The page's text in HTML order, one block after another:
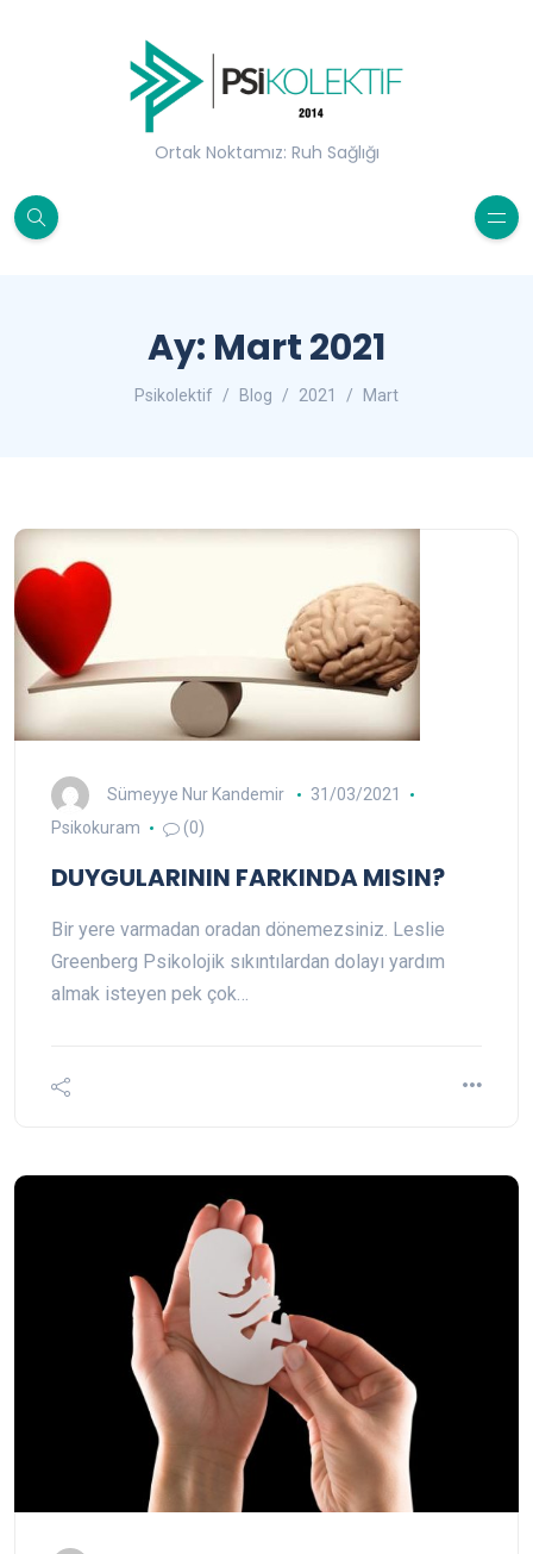
Ortak Noktamız: Ruh Sağlığı
Ay: Mart 2021
Psikolektif Blog 2021 Mart
Sümeyye Nur Kandemir
31/03/2021
Psikokuram
(0)
DUYGULARININ FARKINDA MISIN?
Bir yere varmadan oradan dönemezsiniz. Leslie
Greenberg Psikolojik sıkıntılardan dolayı yardım
almak isteyen pek çok…